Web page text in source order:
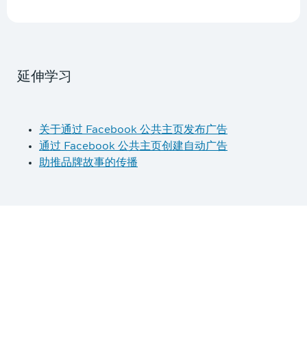
延伸学习
关于通过 Facebook 公共主页发布广告
通过 Facebook 公共主页创建自动广告
助推品牌故事的传播